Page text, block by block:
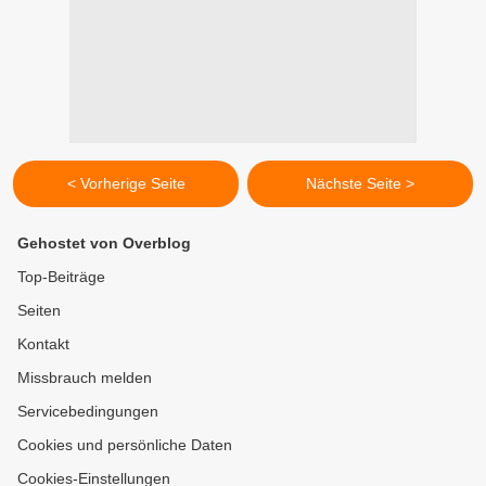
< Vorherige Seite Nächste Seite >
Gehostet von Overblog
Top-Beiträge
Seiten
Kontakt
Missbrauch melden
Servicebedingungen
Cookies und persönliche Daten
Cookies-Einstellungen